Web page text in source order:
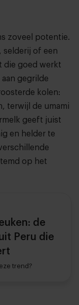
zoveel potentie.
selderij of een
die goed werkt
gegrilde
kolen:
terwijl de umami
geeft juist
en helder te
op het
de
Peru die
trend?